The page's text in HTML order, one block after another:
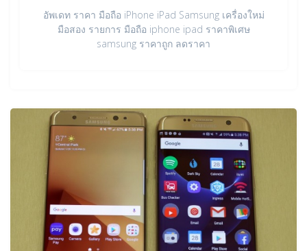
อัพเดท ราคา มือถือ iPhone iPad Samsung เครื่องใหม่
มือสอง รายการ มือถือ iphone ipad ราคาพิเศษ
samsung ราคาถูก ลดราคา